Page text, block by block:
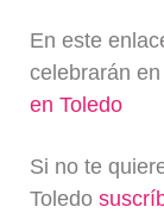
En este
celebrarán
en Toledo
Si no te
Toledo